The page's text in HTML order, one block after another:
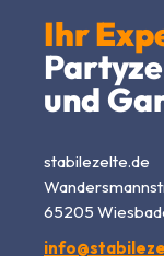
Ihr
und
stabilezelte.de
65205